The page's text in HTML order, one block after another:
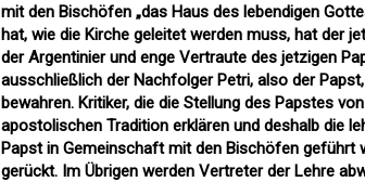
mit den Bischöfen „das Haus des lebendigen
hat, wie die Kirche geleitet werden muss, hat der
der Argentinier und enge Vertraute des jetzigen
ausschließlich der Nachfolger Petri, also der
bewahren. Kritiker, die die Stellung des Papstes
apostolischen Tradition erklären und deshalb die
Papst in Gemeinschaft mit den Bischöfen geführt
gerückt. Im Übrigen werden Vertreter der Lehre